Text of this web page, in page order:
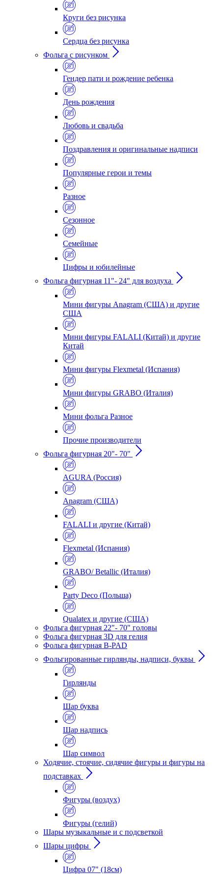
Круги без рисунка
Сердца без рисунка
Фольга с рисунком
Гендер пати и рождение ребенка
День рождения
Любовь и свадьба
Поздравления и оригинальные надписи
Популярные герои и темы
Разное
Сезонное
Семейные
Цифры и юбилейные
Фольга фигурная 11"- 24" для воздуха
Мини фигуры Anagram (США) и другие
США
Мини фигуры FALALI (Китай) и другие
Китай
Мини фигуры Flexmetal (Испания)
Мини фигуры GRABO (Италия)
Мини фольга Разное
Прочие производители
Фольга фигурная 20"- 70"
AGURA (Россия)
Anagram (США)
FALALI и другие (Китай)
Flexmetal (Испания)
GRABO/ Betallic (Италия)
Party Deco (Польша)
Qualatex и другие (США)
Фольга фигурная 22"- 70" головы
Фольга фигурная 3D для гелия
Фольга фигурная B-PAD
Фольгированные гирлянды, надписи, буквы
Гирлянды
Шар буква
Шар надпись
Шар символ
Ходячие, стоячие, сидячие фигуры и фигуры на
подставках
Фигуры (воздух)
Фигуры (гелий)
Шары музыкальные и с подсветкой
Шары цифры
Цифра 07" (18см)